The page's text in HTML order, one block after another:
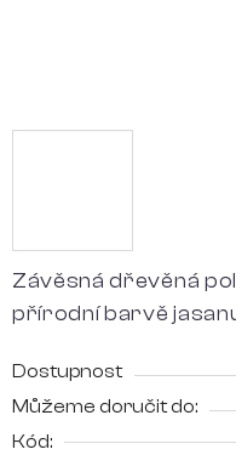
Závěsná dřevěná
přírodní barvě
Dostupnost
Můžeme doručit do:
Kód: